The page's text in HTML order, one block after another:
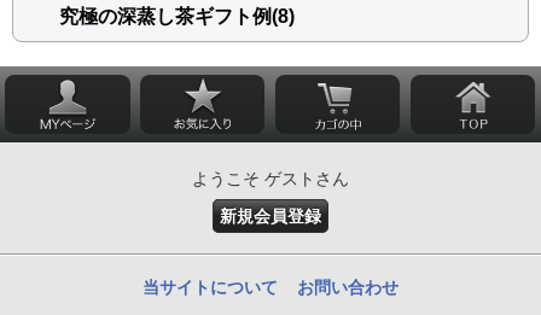
究極の深蒸し茶ギフト例(8)
ようこそ ゲストさん
新規会員登録
当サイトについて お問い合わせ